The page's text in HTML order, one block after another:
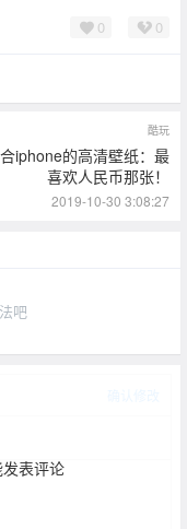
0 0
酷玩
iphone的高清壁纸：最
喜欢人民币那张！
2019-10-30 3:08:27
吧
表评论